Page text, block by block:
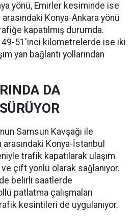
yönü, Emirler kesiminde ise
Konya-Ankara yönü
kapatılmış durumda.
51'inci kilometrelerde ise iki
yan bağlantı yollarından
DA
Samsun Kavşağı ile
Konya-İstanbul
trafik kapatılarak ulaşım
çift yönlü olarak sağlanıyor.
belirli saatlerde
patlatma çalışmaları
kesintileri de uygulanıyor.